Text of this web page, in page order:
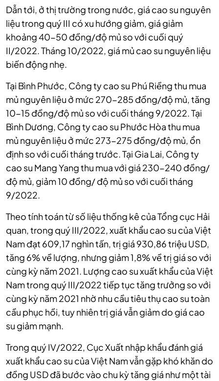
Dẫn tới, ở thị trường trong nước, giá cao su nguyên
liệu trong quý III có xu hướng giảm, giá giảm
khoảng 40-50 đồng/độ mủ so với cuối quý
II/2022. Tháng 10/2022, giá mủ cao su nguyên liệu
biến động nhẹ.
Tại Bình Phước, Công ty cao su Phú Riềng thu mua
mủ nguyên liệu ở mức 270-285 đồng/độ mủ, tăng
10-15 đồng/độ mủ so với cuối tháng 9/2022. Tại
Bình Dương, Công ty cao su Phước Hòa thu mua
mủ nguyên liệu ở mức 273-275 đồng/độ mủ, ổn
định so với cuối tháng trước. Tại Gia Lai, Công ty
cao su Mang Yang thu mua với giá 230-240 đồng/
độ mủ, giảm 10 đồng/ độ mủ so với cuối tháng
9/2022.
Theo tính toán từ số liệu thống kê của Tổng cục Hải
quan, trong quý III/2022, xuất khẩu cao su của Việt
Nam đạt 609,17 nghìn tấn, trị giá 930,86 triệu USD,
tăng 6% về lượng, nhưng giảm 1,8% về trị giá so với
cùng kỳ năm 2021. Lượng cao suxuất khẩu của Việt
Nam trong quý III/2022 tiếp tục tăng trưởng so với
cùng kỳ năm 2021 nhờ nhu cầu tiêu thụ cao su toàn
cầu phục hồi, tuy nhiên trị giá vẫn giảm do giá cao
su giảm mạnh.
Trong quý IV/2022, Cục Xuất nhập khẩu đánh giá
xuất khẩu cao su của Việt Nam vẫn gặp khó khăn do
đồng USD đã bước vào chu kỳ tăng giá như một tài